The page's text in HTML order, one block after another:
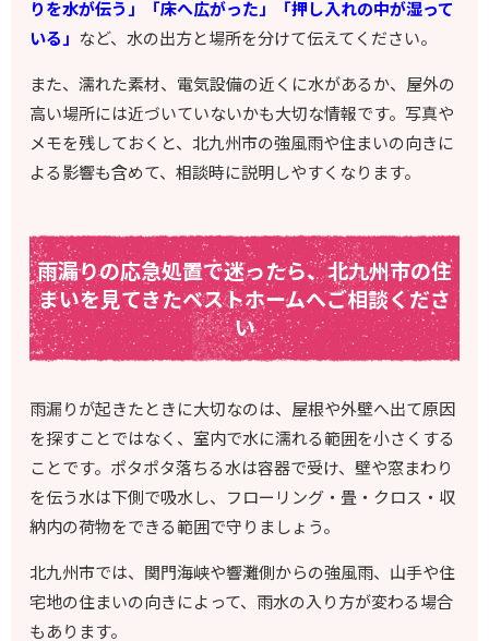
りを水が伝う」「床へ広がった」「押し入れの中が湿って
いる 」 など、水の出方と場所を分けて伝えてください。
また、濡れた素材、電気設備の近くに水があるか、屋外の
高い場所には近づいていないかも大切な情報です。写真や
メモを残しておくと、北九州市の強風雨や住まいの向きに
よる影響も含めて、相談時に説明しやすくなります。
雨漏りの応急処置で迷ったら、北九州市の住
まいを見てきたベストホームへご相談くださ
い
雨漏りが起きたときに大切なのは、屋根や外壁へ出て原因
を探すことではなく、室内で水に濡れる範囲を小さくする
ことです。ポタポタ落ちる水は容器で受け、壁や窓まわり
を伝う水は下側で吸水し、フローリング・畳・クロス・収
納内の荷物をできる範囲で守りましょう。
北九州市では、関門海峡や響灘側からの強風雨、山手や住
宅地の住まいの向きによって、雨水の入り方が変わる場合
もあります。